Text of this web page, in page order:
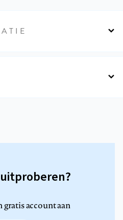
uitproberen?
gratis account aan